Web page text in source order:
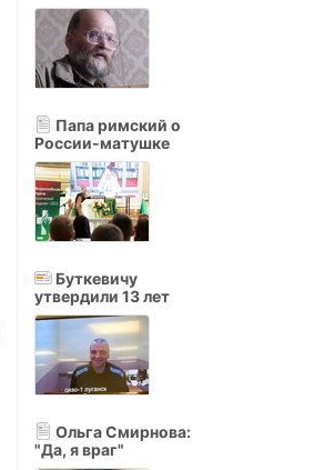
Папа римский о
России-матушке
Буткевичу
утвердили 13 лет
Ольга Смирнова:
"Да, я враг"